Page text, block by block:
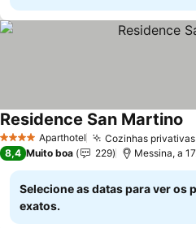
4 EstrelasAparthotel Cozinhas
Residence San Martino
8,4 Muito boa 229 Messina, a
Selecione as datas para ver os
exatos.